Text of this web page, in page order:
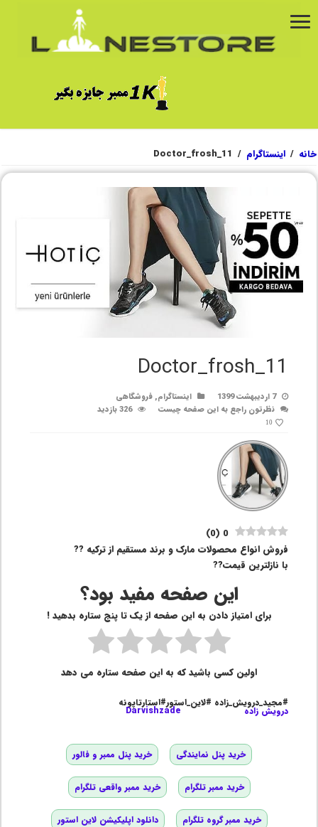
خانه / اینستاگرام /
Doctor_frosh_11
Doctor_frosh_11
7 اردیبهشت 1399 اینستاگرام,فروشگاهی
نظرتون راجع به این صفحه چیست
326 بازدید
10
0
(
0
)
فروش انواع محصولات مارک و برند مستقیم از ترکیه ??
با نازلترین قیمت??
این صفحه مفید بود؟
برای امتیاز دادن به این صفحه از یک تا پنج ستاره بدهید !
اولین کسی باشید که به این صفحه ستاره می دهد
#مجید_درویش_زاده #لاین_استور#استارتاپونه
درویش زاده Darvishzade
خرید پنل نمایندگی خرید پنل ممبر و فالور
خرید ممبر تلگرام خرید ممبر واقعی تلگرام
خرید ممبر گروه تلگرام دانلود اپلیکیشن لاین استور